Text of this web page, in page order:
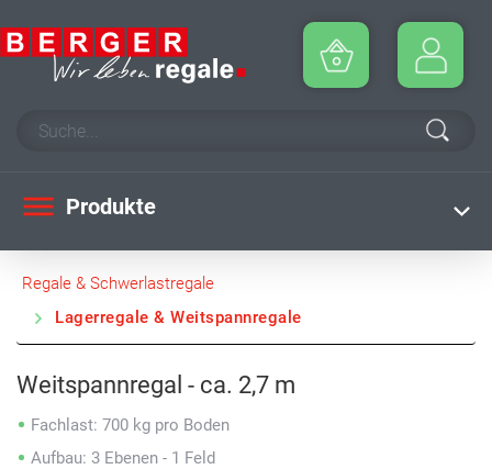
Produkte
Regale & Schwerlastregale
Lagerregale & Weitspannregale
Weitspannregal - ca. 2,7 m
Fachlast: 700 kg pro Boden
Aufbau: 3 Ebenen - 1 Feld